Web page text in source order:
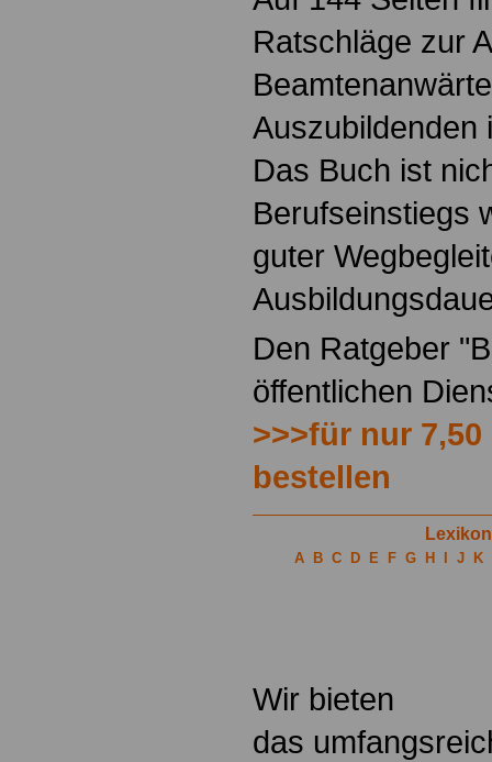
Ratschläge zur
Auszubildenden
Das Buch ist
Berufseinstiegs
guter
Den Ratgeber
öffentlichen
>>>für nur
bestellen
A B C D E F G H J K
Wir bieten
das